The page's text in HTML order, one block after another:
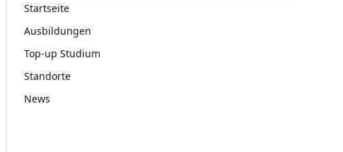
Startseite
Ausbildungen
Top-up Studium
Standorte
News